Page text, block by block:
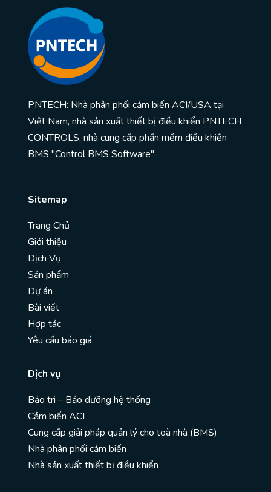
PNTECH: Nhà phân phối cảm biến ACI/USA tại
Việt Nam, nhà sản xuất thiết bị điều khiển PNTECH
CONTROLS, nhà cung cấp phần mềm điều khiển
BMS "Control BMS Software"
Sitemap
Trang Chủ
Giới thiệu
Dịch Vụ
Sản phẩm
Dự án
Bài viết
Hợp tác
Yêu cầu báo giá
Dịch vụ
Bảo trì – Bảo dưỡng hệ thống
Cảm biến ACI
Cung cấp giải pháp quản lý cho toà nhà (BMS)
Nhà phân phối cảm biến
Nhà sản xuất thiết bị điều khiển